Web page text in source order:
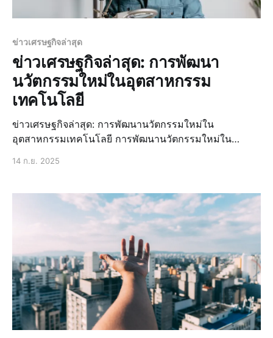
ข่าวเศรษฐกิจล่าสุด
ข่าวเศรษฐกิจล่าสุด: การพัฒนา
นวัตกรรมใหม่ในอุตสาหกรรม
เทคโนโลยี
ข่าวเศรษฐกิจล่าสุด: การพัฒนานวัตกรรมใหม่ใน
อุตสาหกรรมเทคโนโลยี การพัฒนานวัตกรรมใหม่ใน
เนื่องจากมันสามารถช่วยเพิ่มประสิทธิภาพการผลิตและลด
ประเทศมีความสามารถในการแข่งขันในตลาดโลกได้ดีขึ้น
14 ก.ย. 2025